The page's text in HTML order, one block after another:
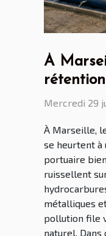
À
Mercredi 29
À Marseille,
se heurtent
portuaire
ruissellent
métalliques
pollution file
naturel. Dans